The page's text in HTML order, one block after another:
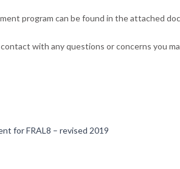
program can be found in the attached
with any questions or concerns you
for FRAL8 – revised 2019